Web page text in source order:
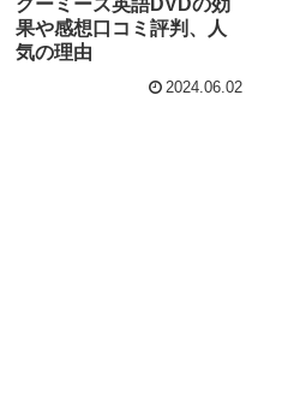
果や感想口コミ評判、人
気の理由
2024.06.02